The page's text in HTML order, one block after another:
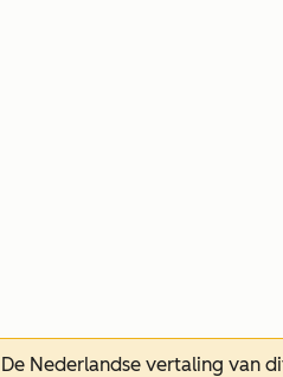
De Nederlandse vertaling van